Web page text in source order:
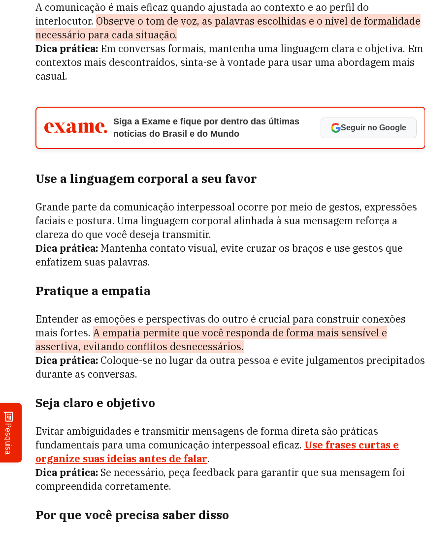
Pesquisa
A comunicação é mais eficaz quando ajustada ao contexto e ao perfil do
interlocutor. Observe o tom de voz, as palavras escolhidas e o nível de formalidade
necessário para cada situação.
Dica prática: Em conversas formais, mantenha uma linguagem clara e objetiva. Em
contextos mais descontraídos, sinta-se à vontade para usar uma abordagem mais
casual.
Siga a Exame e fique por dentro das últimas
notícias do Brasil e do Mundo
Seguir no Google
Use a linguagem corporal a seu favor
Grande parte da comunicação interpessoal ocorre por meio de gestos, expressões
faciais e postura. Uma linguagem corporal alinhada à sua mensagem reforça a
clareza do que você deseja transmitir.
Dica prática: Mantenha contato visual, evite cruzar os braços e use gestos que
enfatizem suas palavras.
Pratique a empatia
Entender as emoções e perspectivas do outro é crucial para construir conexões
mais fortes. A empatia permite que você responda de forma mais sensível e
assertiva, evitando conflitos desnecessários.
Dica prática: Coloque-se no lugar da outra pessoa e evite julgamentos precipitados
durante as conversas.
Seja claro e objetivo
Evitar ambiguidades e transmitir mensagens de forma direta são práticas
fundamentais para uma comunicação interpessoal eficaz. Use frases curtas e
organize suas ideias antes de falar.
Dica prática: Se necessário, peça feedback para garantir que sua mensagem foi
compreendida corretamente.
Por que você precisa saber disso